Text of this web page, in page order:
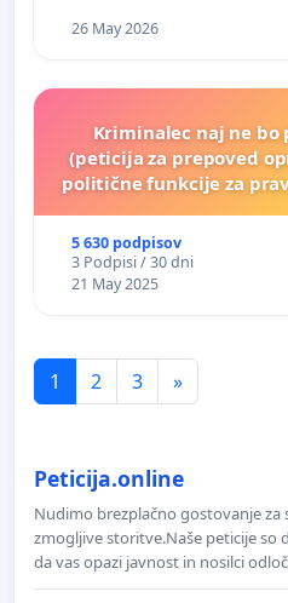
26 May 2026
Kriminalec naj ne
(peticija za prepoved
politične funkcije za
5 630 podpisov
3 Podpisi / 30 dni
21 May 2025
1 2 3 »
Peticija.online
Nudimo brezplačno gostovanje
zmogljive storitve.Naše peticije so
da vas opazi javnost in nosilci